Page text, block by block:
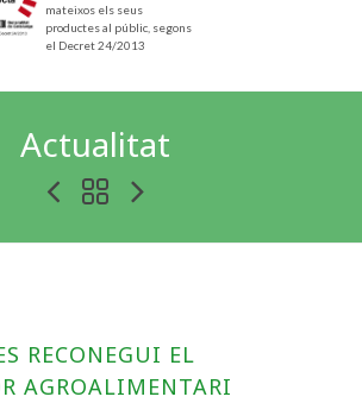
mateixos els seus
productes al públic, segons
el Decret 24/2013
Actualitat
RECONEGUI EL
AGROALIMENTARI